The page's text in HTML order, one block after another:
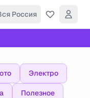
Россия
Электро
Полезное